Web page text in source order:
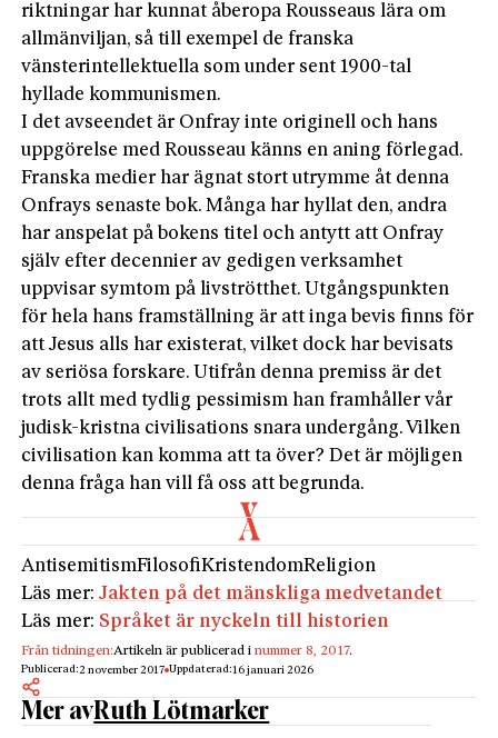
riktningar har kunnat åberopa Rousseaus lära om
allmänviljan, så till exempel de franska
vänsterintellektuella som under sent 1900-tal
hyllade kommunismen.
I det avseendet är Onfray inte originell och hans
uppgörelse med Rousseau känns en aning förlegad.
Franska medier har ägnat stort utrymme åt denna
Onfrays senaste bok. Många har hyllat den, andra
har anspelat på bokens titel och antytt att Onfray
själv efter decennier av gedigen verksamhet
uppvisar symtom på livströtthet. Utgångspunkten
för hela hans framställning är att inga bevis finns för
att Jesus alls har existerat, vilket dock har bevisats
av seriösa forskare. Utifrån denna premiss är det
trots allt med tydlig pessimism han framhåller vår
judisk-kristna civilisations snara undergång. Vilken
civilisation kan komma att ta över? Det är möjligen
denna fråga han vill få oss att begrunda.
AntisemitismFilosofiKristendomReligion
Läs mer:Jakten på det mänskliga medvetandet
Läs mer: Språket är nyckeln till historien
Från tidningen:Artikeln är publicerad inummer 8, 2017.
Publicerad:2 november 2017 Uppdaterad:16 januari 2026
Mer avRuth Lötmarker